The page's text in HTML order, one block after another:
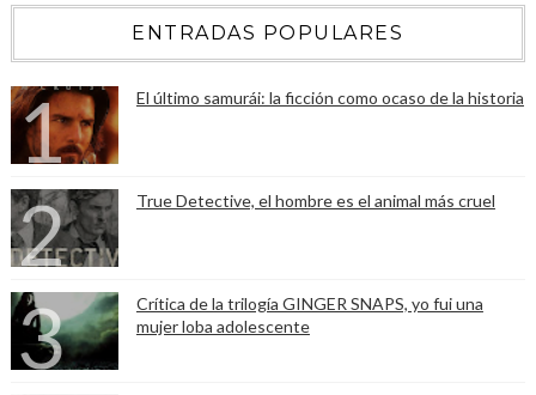
ENTRADAS POPULARES
El último samurái: la ficción como ocaso de la historia
True Detective, el hombre es el animal más cruel
Crítica de la trilogía GINGER SNAPS, yo fui una
mujer loba adolescente